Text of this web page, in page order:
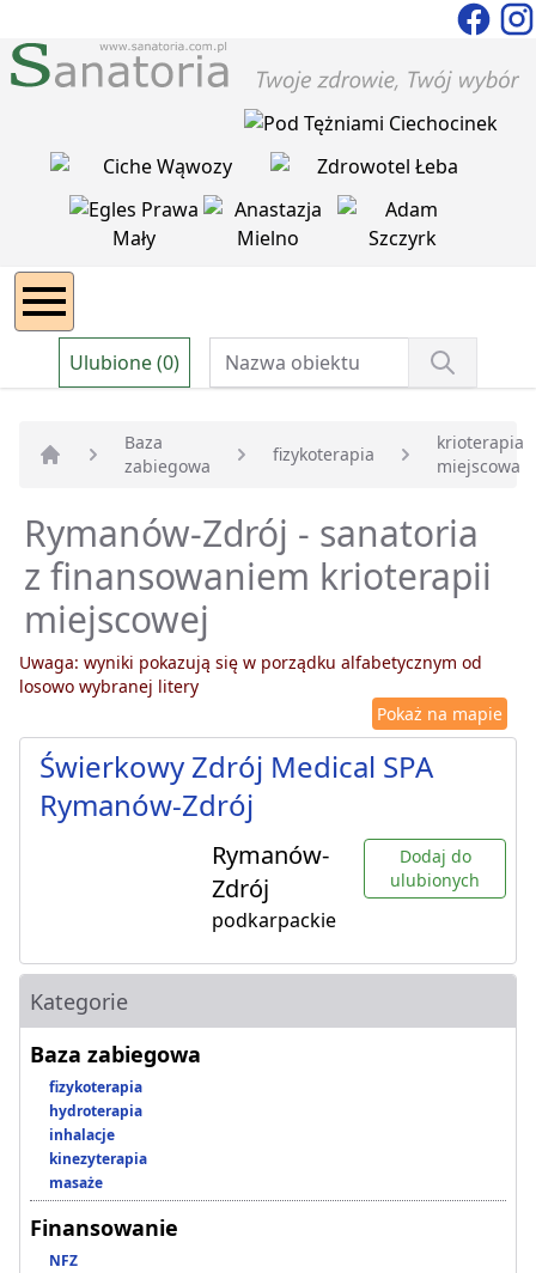
Ulubione (0)
Strona główna
Baza
zabiegowa
fizykoterapia
krioterapia
miejscowa
Rymanów-Zdrój - sanatoria
z finansowaniem krioterapii
miejscowej
Uwaga: wyniki pokazują się w porządku alfabetycznym od
losowo wybranej litery
Pokaż na mapie
Świerkowy Zdrój Medical SPA
Rymanów-Zdrój
Rymanów-
Zdrój
podkarpackie
Dodaj do
ulubionych
Kategorie
Baza zabiegowa
fizykoterapia
hydroterapia
inhalacje
kinezyterapia
masaże
Finansowanie
NFZ